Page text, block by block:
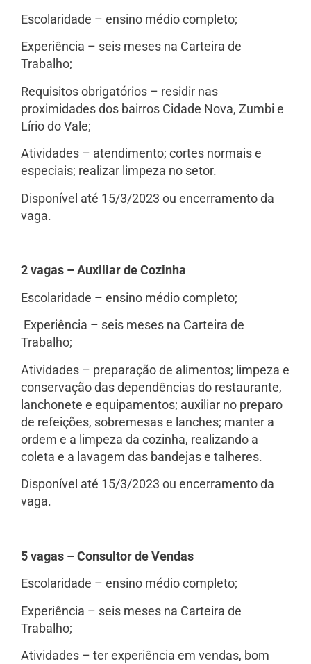
Escolaridade – ensino médio completo;
Experiência – seis meses na Carteira de
Trabalho;
Requisitos obrigatórios – residir nas
proximidades dos bairros Cidade Nova, Zumbi e
Lírio do Vale;
Atividades – atendimento; cortes normais e
especiais; realizar limpeza no setor.
Disponível até 15/3/2023 ou encerramento da
vaga.
2 vagas – Auxiliar de Cozinha
Escolaridade – ensino médio completo;
Experiência – seis meses na Carteira de
Trabalho;
Atividades – preparação de alimentos; limpeza e
conservação das dependências do restaurante,
lanchonete e equipamentos; auxiliar no preparo
de refeições, sobremesas e lanches; manter a
ordem e a limpeza da cozinha, realizando a
coleta e a lavagem das bandejas e talheres.
Disponível até 15/3/2023 ou encerramento da
vaga.
5 vagas – Consultor de Vendas
Escolaridade – ensino médio completo;
Experiência – seis meses na Carteira de
Trabalho;
Atividades – ter experiência em vendas, bom